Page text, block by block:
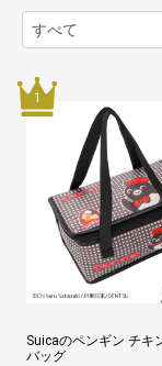
Suicaのペンギン チキ
バッグ